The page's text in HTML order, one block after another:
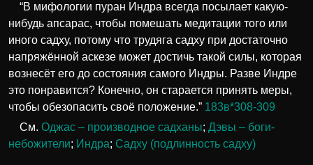
“В мифологии пуран Индра всегда посылает какую-
нибудь апсарас, чтобы помешать медитации того или
иного садху, потому что трудяга садху при достаточно
напряжённой аскезе может достичь такой силы, которая
вознесёт его до состояния самого Индры. Разве Индре
это понравится? Конечно, он старается принять меры,
чтобы обезопасить своё положение.” 183в*308-309
См. Оджас – производное садханы; Дэвы – боги-
небожители; Индра; Садху (подлинность садху)